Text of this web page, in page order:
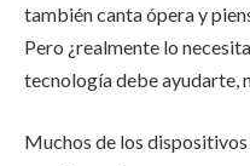
también canta ópera y
Pero ¿realmente lo
tecnología debe ayudarte,
Muchos de los